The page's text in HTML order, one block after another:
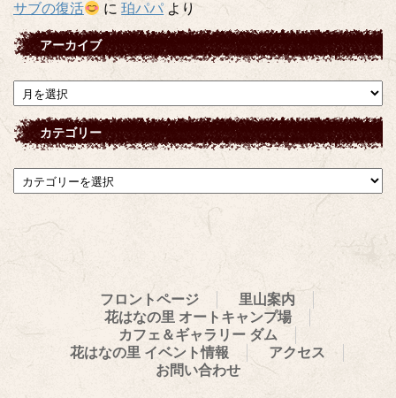
サブの復活
に珀パパ より
アーカイブ
ア
ー
カ
イ
カテゴリー
テ
フロントページ
里山案内
花はなの里 オートキャンプ場
カフェ＆ギャラリー ダム
花はなの里 イベント情報
アクセス
お問い合わせ